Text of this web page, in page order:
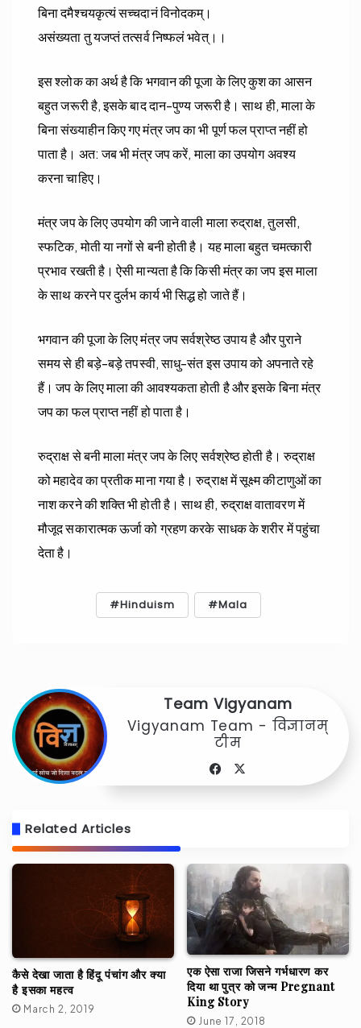
बिना दमैश्चयकृत्यं सच्चदानं विनोदकम्।
असंख्यता तु यजप्तं तत्सर्व निष्फलं भवेत्।।
इस श्लोक का अर्थ है कि भगवान की पूजा के लिए कुश का आसन
बहुत जरूरी है, इसके बाद दान-पुण्य जरूरी है। साथ ही, माला के
बिना संख्याहीन किए गए मंत्र जप का भी पूर्ण फल प्राप्त नहीं हो
पाता है। अत: जब भी मंत्र जप करें, माला का उपयोग अवश्य
करना चाहिए।
मंत्र जप के लिए उपयोग की जाने वाली माला रुद्राक्ष, तुलसी,
स्फटिक, मोती या नगों से बनी होती है। यह माला बहुत चमत्कारी
प्रभाव रखती है। ऐसी मान्यता है कि किसी मंत्र का जप इस माला
के साथ करने पर दुर्लभ कार्य भी सिद्ध हो जाते हैं।
भगवान की पूजा के लिए मंत्र जप सर्वश्रेष्ठ उपाय है और पुराने
समय से ही बड़े-बड़े तपस्वी, साधु-संत इस उपाय को अपनाते रहे
हैं। जप के लिए माला की आवश्यकता होती है और इसके बिना मंत्र
जप का फल प्राप्त नहीं हो पाता है।
रुद्राक्ष से बनी माला मंत्र जप के लिए सर्वश्रेष्ठ होती है। रुद्राक्ष
को महादेव का प्रतीक माना गया है। रुद्राक्ष में सूक्ष्म कीटाणुओं का
नाश करने की शक्ति भी होती है। साथ ही, रुद्राक्ष वातावरण में
मौजूद सकारात्मक ऊर्जा को ग्रहण करके साधक के शरीर में पहुंचा
देता है।
Hinduism Mala
Team Vigyanam
Vigyanam Team - विज्ञानम्
टीम
Facebook
Related Articles
कैसे देखा जाता है हिंदू पंचांग और क्या
है इसका महत्व
March 2, 2019
एक ऐसा राजा जिसने गर्भधारण कर
दिया था पुत्र को जन्म Pregnant
King Story
June 17, 2018